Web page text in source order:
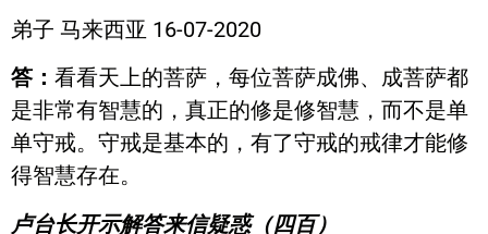
弟子 马来西亚 16-07-2020
答： 看看天上的菩萨，每位菩萨成佛、成菩萨都
是非常有智慧的，真正的修是修智慧，而不是单
单守戒。守戒是基本的，有了守戒的戒律才能修
得智慧存在。
卢台长开示解答来信疑惑（四百）